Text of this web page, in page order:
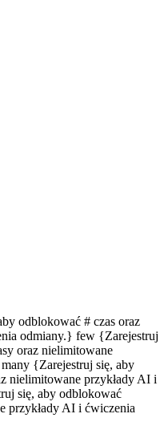
odblokować # czas oraz
odmiany.} few {Zarejestruj
oraz nielimitowane
{Zarejestruj się, aby
nielimitowane przykłady AI i
się, aby odblokować
przykłady AI i ćwiczenia